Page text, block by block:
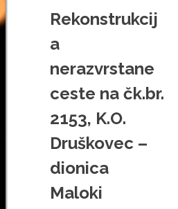
Rekonstrukcij
a
nerazvrstane
ceste na čk.br.
2153, K.O.
Druškovec –
dionica
Maloki